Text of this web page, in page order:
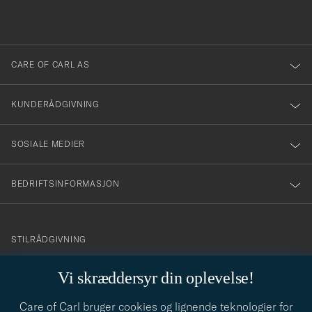
Vi skræddersyr din oplevelse!
Care of Carl bruger cookies og lignende teknologier for
dig
till
vårt
nyhetsbrev!
CARE OF CARL AS
KUNDERÅDGIVNING
SOSIALE MEDIER
BEDRIFTSINFORMASJON
info@careofcarl.no
STILRÅDGIVNING
STILRÅDGIVNING